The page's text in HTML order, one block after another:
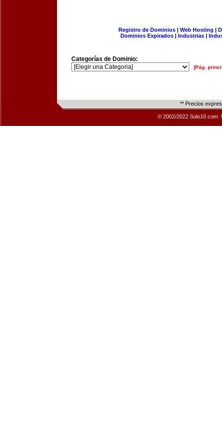
Registro de Dominios| Web Hosting |
Dominios Expirados | Industrias |
Categorías de Dominio:
[Pág.
** Precios
© 2002/2022 Solo10.com